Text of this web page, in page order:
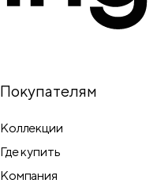
Покупателям
Коллекции
Где купить
Компания